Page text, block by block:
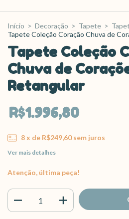
Início > Decoração > Tapete >
Tapete Coleção Coração Chuva de
Tapete Coleção
Chuva de
Retangular
R$1.996,80
8x de R$249,60 sem juros
Ver mais detalhes
Atenção, última peça!